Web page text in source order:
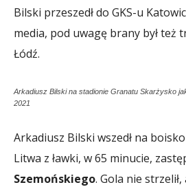
Bilski przeszedł do GKS-u
media, pod uwagę brany był też
Łódź.
Arkadiusz Bilski na stadionie Granatu Skarżysko
2021
Arkadiusz Bilski wszedł na
Litwa z ławki, w 65 minucie,
Szemońskiego. Gola nie